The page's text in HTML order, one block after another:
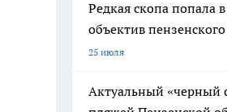
Редкая скопа попала в
объектив
25 июля
Актуальный «черный